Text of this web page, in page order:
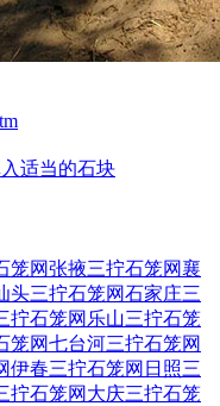
适当的石块
笼网张掖三拧石笼网 襄
头三拧石笼网石家庄三
拧石笼网 乐山三拧石笼
笼网七台河三拧石笼网
伊春三拧石笼网 日照三
拧石笼网 大庆三拧石笼